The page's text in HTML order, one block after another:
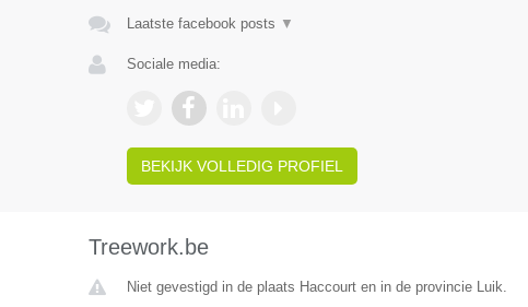
Laatste facebook posts ▼
Sociale media:
BEKIJK VOLLEDIG PROFIEL
Treework.be
Niet gevestigd in de plaats Haccourt en in de provincie Luik.